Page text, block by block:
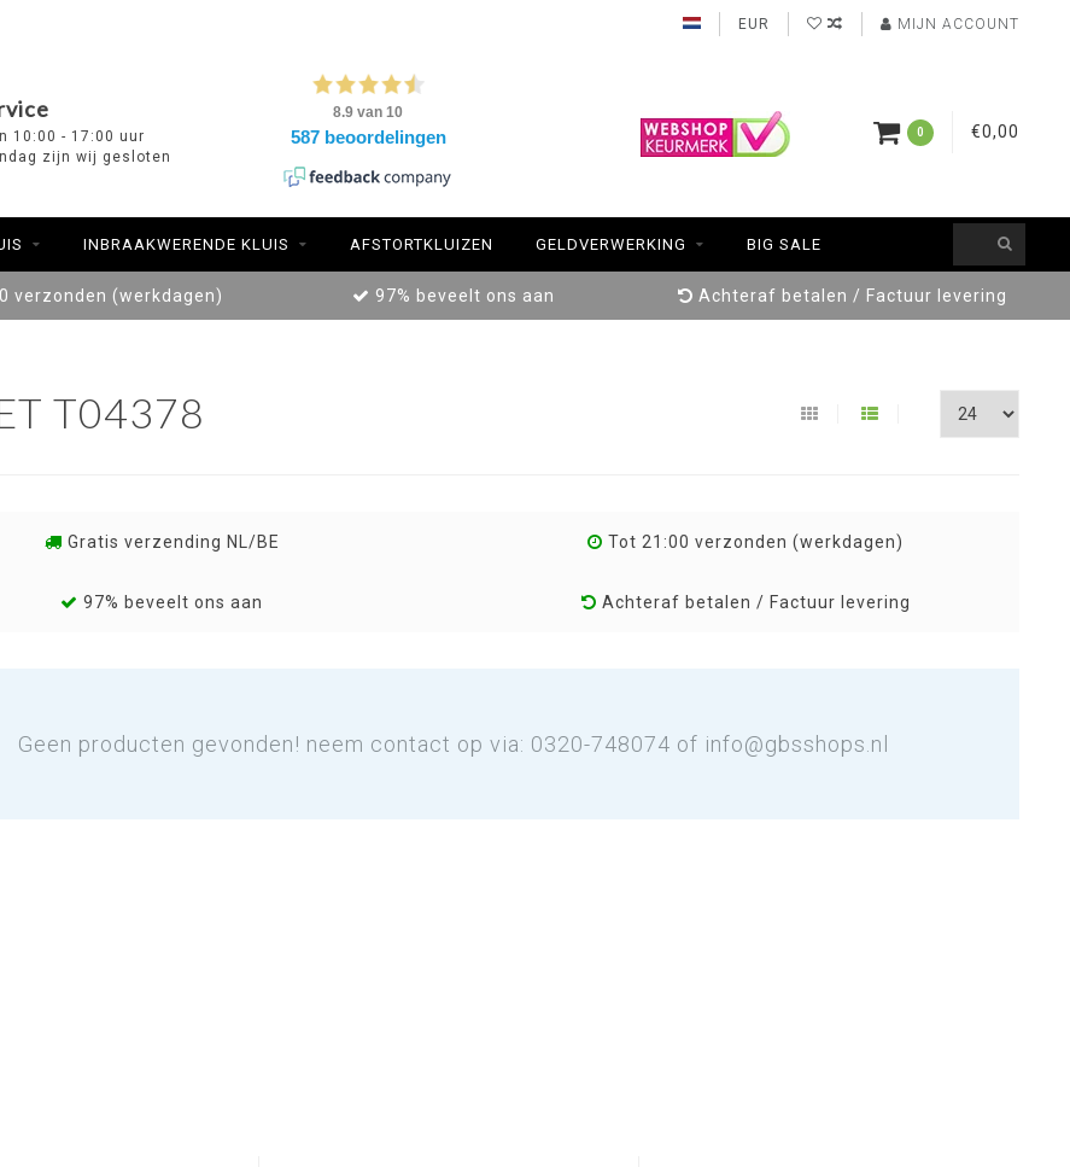
EUR MIJN ACCOUNT
10:00 - 17:00 uur
zijn wij gesloten
0 €0,00
INBRAAKWERENDE KLUIS AFSTORTKLUIZEN GELDVERWERKING BIG SALE
verzonden (werkdagen) 97% beveelt ons aan Achteraf betalen / Factuur levering
T04378
Gratis verzending NL/BE Tot 21:00 verzonden (werkdagen)
97% beveelt ons aan Achteraf betalen / Factuur levering
Geen producten gevonden! neem contact op via: 0320-748074 of info@gbsshops.nl